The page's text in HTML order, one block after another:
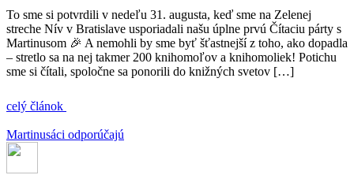
To sme si potvrdili v nedeľu 31. augusta, keď sme na Zelenej
streche Nív v Bratislave usporiadali našu úplne prvú Čítaciu párty s
Martinusom 🎉 A nemohli by sme byť šťastnejší z toho, ako dopadla
– stretlo sa na nej takmer 200 knihomoľov a knihomoliek! Potichu
sme si čítali, spoločne sa ponorili do knižných svetov […]
celý článok
Martinusáci odporúčajú